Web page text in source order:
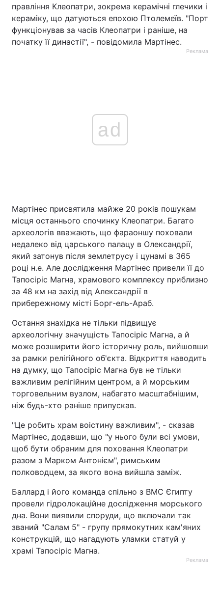
правління Клеопатри, зокрема керамічні глечики і
кераміку, що датуються епохою Птолемеїв. "Порт
функціонував за часів Клеопатри і раніше, на
початку її династії", - повідомила Мартінес.
Реклама
ad
Мартінес присвятила майже 20 років пошукам
місця останнього спочинку Клеопатри. Багато
археологів вважають, що фараоншу поховали
недалеко від царського палацу в Олександрії,
який затонув після землетрусу і цунамі в 365
році н.е. Але дослідження Мартінес привели її до
Тапосіріс Магна, храмового комплексу приблизно
за 48 км на захід від Александрії в
прибережному місті Борг-ель-Араб.
Остання знахідка не тільки підвищує
археологічну значущість Тапосіріс Магна, а й
може розширити його історичну роль, вийшовши
за рамки релігійного об'єкта. Відкриття наводить
на думку, що Тапосіріс Магна був не тільки
важливим релігійним центром, а й морським
торговельним вузлом, набагато масштабнішим,
ніж будь-хто раніше припускав.
"Це робить храм воістину важливим", - сказав
Мартінес, додавши, що "у нього були всі умови,
щоб бути обраним для поховання Клеопатри
разом з Марком Антонієм", римським
полководцем, за якого вона вийшла заміж.
Баллард і його команда спільно з ВМС Єгипту
провели гідролокаційне дослідження морського
дна. Вони виявили споруди, що включали так
званий "Салам 5" - групу прямокутних кам'яних
конструкцій, що нагадують уламки статуй у
храмі Тапосіріс Магна.
Реклама